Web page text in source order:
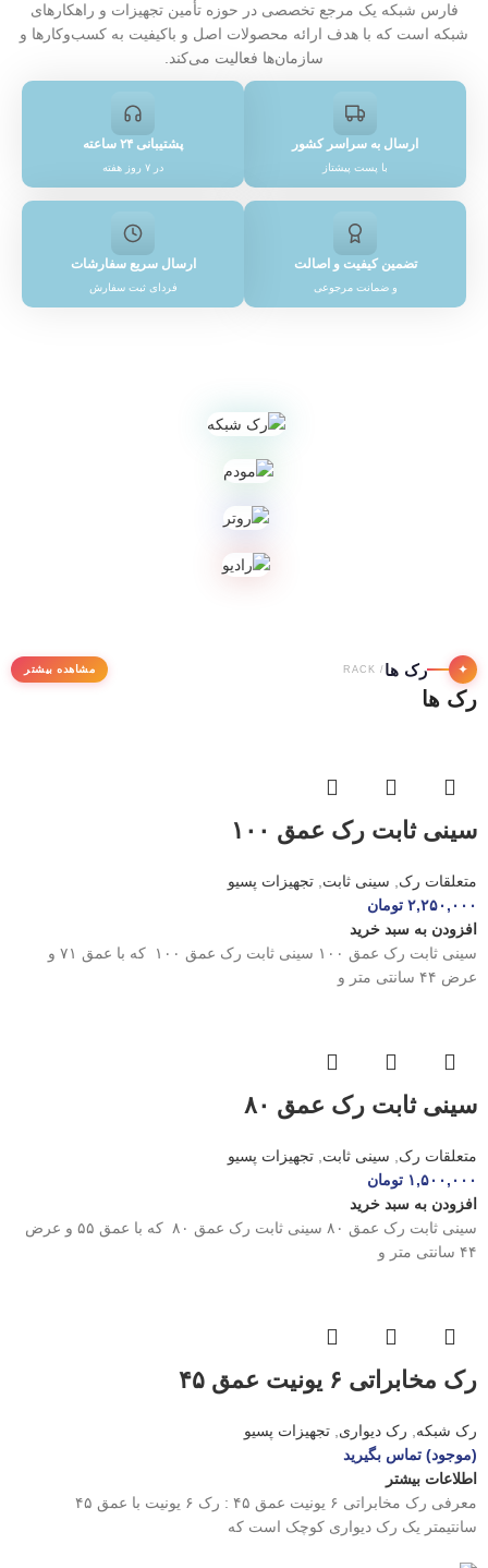
فارس شبکه یک مرجع تخصصی در حوزه تأمین تجهیزات و راهکارهای
شبکه است که با هدف ارائه محصولات اصل و باکیفیت به کسب‌وکارها و
سازمان‌ها فعالیت می‌کند.
ارسال به سراسر کشور
با پست پیشتاز
پشتیبانی ۲۴ ساعته
در ۷ روز هفته
تضمین کیفیت و اصالت
و ضمانت مرجوعی
ارسال سریع سفارشات
فردای ثبت سفارش
✦ رک ها / RACK مشاهده بیشتر
رک ها
سینی ثابت رک عمق ۱۰۰
متعلقات رک, سینی ثابت, تجهیزات پسیو
۲,۲۵۰,۰۰۰ تومان
افزودن به سبد خرید
سینی ثابت رک عمق ۱۰۰ سینی ثابت رک عمق ۱۰۰ که با عمق ۷۱ و
عرض ۴۴ سانتی متر و
سینی ثابت رک عمق ۸۰
متعلقات رک, سینی ثابت, تجهیزات پسیو
۱,۵۰۰,۰۰۰ تومان
افزودن به سبد خرید
سینی ثابت رک عمق ۸۰ سینی ثابت رک عمق ۸۰ که با عمق ۵۵ و عرض
۴۴ سانتی متر و
رک مخابراتی ۶ یونیت عمق ۴۵
رک شبکه, رک دیواری, تجهیزات پسیو
(موجود) تماس بگیرید
اطلاعات بیشتر
معرفی رک مخابراتی ۶ یونیت عمق ۴۵ : رک ۶ یونیت با عمق ۴۵
سانتیمتر یک رک دیواری کوچک است که